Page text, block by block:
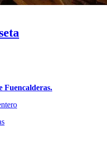
Fuencalderas.